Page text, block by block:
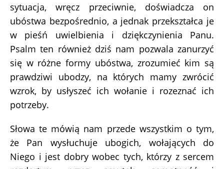
sytuacja, wręcz przeciwnie, doświadcza on
ubóstwa bezpośrednio, a jednak przekształca je
w pieśń uwielbienia i dziękczynienia Panu.
Psalm ten również dziś nam pozwala zanurzyć
się w różne formy ubóstwa, zrozumieć kim są
prawdziwi ubodzy, na których mamy zwrócić
wzrok, by usłyszeć ich wołanie i rozeznać ich
potrzeby.
Słowa te mówią nam przede wszystkim o tym,
że Pan wysłuchuje ubogich, wołających do
Niego i jest dobry wobec tych, którzy z sercem